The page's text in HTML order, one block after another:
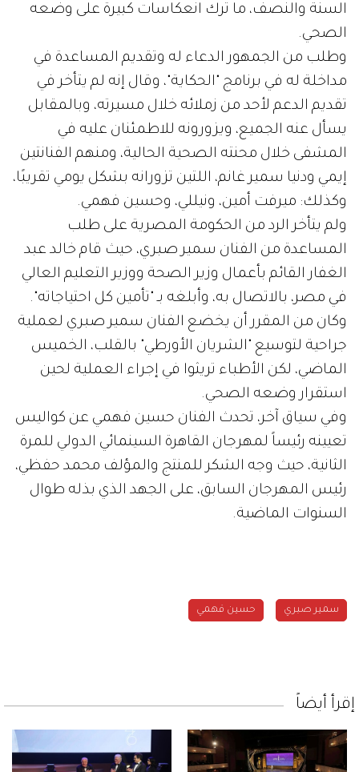
السنة والنصف، ما ترك انعكاسات كبيرة على وضعه
الصحي.
وطلب من الجمهور الدعاء له وتقديم المساعدة في
مداخلة له في برنامج "الحكاية"، وقال إنه لم يتأخر في
تقديم الدعم لأحد من زملائه خلال مسيرته، وبالمقابل
يسأل عنه الجميع، ويزورونه للاطمئنان عليه في
المشفى خلال محنته الصحية الحالية، ومنهم الفنانتين
إيمي ودنيا سمير غانم، اللتين تزورانه بشكل يومي تقريبًا،
وكذلك: ميرفت أمين، ونيللي، وحسين فهمي.
ولم يتأخر الرد من الحكومة المصرية على طلب
المساعدة من الفنان سمير صبري، حيث قام خالد عبد
الغفار القائم بأعمال وزير الصحة ووزير التعليم العالي
في مصر، بالاتصال به، وأبلغه بـ "تأمين كل احتياجاته".
وكان من المقرر أن يخضع الفنان سمير صبري لعملية
جراحية لتوسيع "الشريان الأورطي" بالقلب، الخميس
الماضي، لكن الأطباء تريثوا في إجراء العملية لحين
استقرار وضعه الصحي.
وفي سياق آخر، تحدث الفنان حسين فهمي عن كواليس
تعيينه رئيساً لمهرجان القاهرة السينمائي الدولي للمرة
الثانية، حيث وجه الشكر للمنتج والمؤلف محمد حفظي،
رئيس المهرجان السابق، على الجهد الذي بذله طوال
السنوات الماضية.
سمير صبري حسين فهمي
إقرأ أيضاً